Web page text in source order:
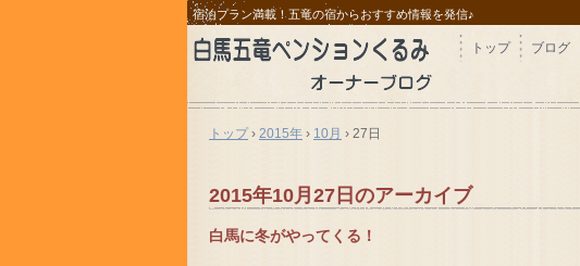
宿泊プラン満載！五竜の宿からおすすめ情報を発信♪
トップ ブログ
トップ › 2015年 › 10月 › 27日
2015年10月27日 のアーカイブ
白馬に冬がやってくる！